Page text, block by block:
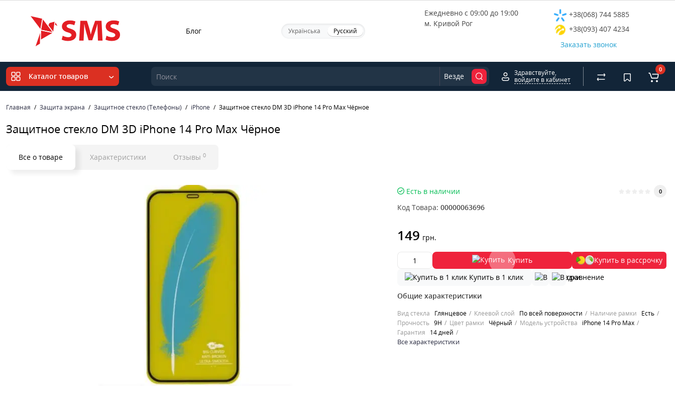
Блог Українська Русский
Ежедневно с 09:00 до 19:00
м. Кривой Рог
+38(068) 744 5885
+38(093) 407 4234
Заказать звонок
Каталог товаров Везде
Здравствуйте,
войдите в кабинет
0
Главная Защита экрана Защитное стекло (Телефоны) iPhone Защитное стекло DM 3D iPhone 14 Pro Max Чёрное
Защитное стекло DM 3D iPhone 14 Pro Max Чёрное
Все о товаре Характеристики Отзывы 0
Есть в наличии 0
Код Товара: 00000063696
149 грн.
Купить
Купить в рассрочку
Купить в 1 клик
Общие характеристики
Вид стекла Глянцевое Клеевой слой По всей поверхности Наличие рамки
Есть
Прочность 9H Цвет рамки Чёрный Модель устройства
iPhone 14 Pro Max
Гарантия
14 дней
Все характеристики